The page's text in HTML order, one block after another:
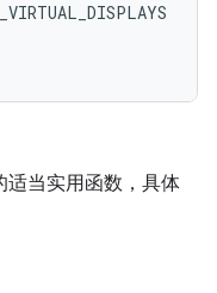
适当实用函数，具体